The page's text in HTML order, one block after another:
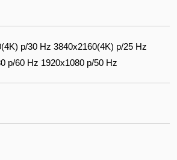
p/30 Hz 3840x2160(4K) p/25 Hz
p/60 Hz 1920x1080 p/50 Hz